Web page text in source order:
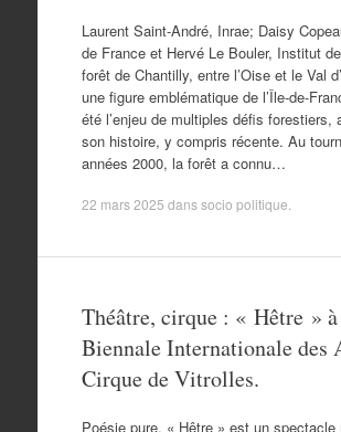
Laurent Saint-André, Inrae; Daisy
de France et Hervé Le Bouler, Institut
forêt de Chantilly, entre l’Oise et le Val
une figure emblématique de l’Île-de-
été l’enjeu de multiples défis forestiers,
son histoire, y compris récente. Au
années 2000, la forêt a connu…
22 mars 2025 danssocio politique
Théâtre, cirque : « Hêtre »
Biennale Internationale des
Cirque de Vitrolles.
Poésie pure. « Hêtre » est un spectacle